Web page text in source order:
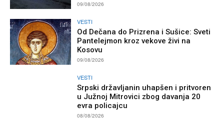
09/08/2026
VESTI
Od Dečana do Prizrena i Sušice: Sveti
Pantelejmon kroz vekove živi na
Kosovu
09/08/2026
VESTI
Srpski državljanin uhapšen i pritvoren
u Južnoj Mitrovici zbog davanja 20
evra policajcu
08/08/2026